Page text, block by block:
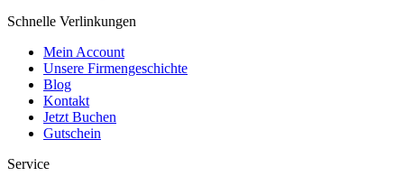
Schnelle Verlinkungen
Mein Account
Unsere Firmengeschichte
Blog
Kontakt
Jetzt Buchen
Gutschein
Service